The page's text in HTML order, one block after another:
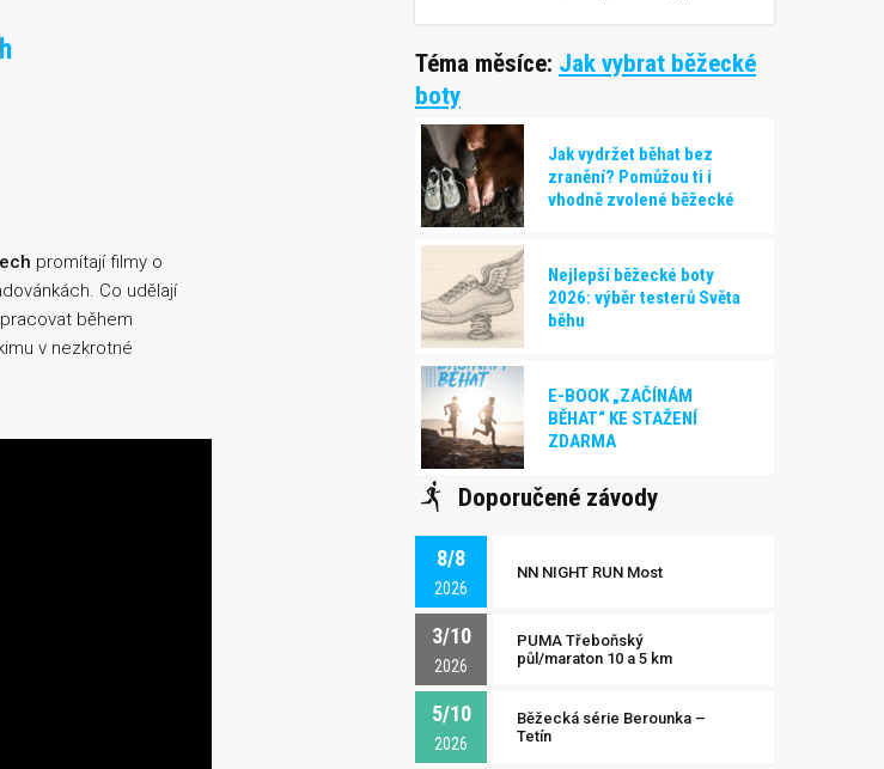
promítají filmy o
Co udělají
během
v nezkrotné
Téma měsíce: Jak vybrat běžecké
boty
Jak vydržet běhat bez
zranění? Pomůžou ti i
vhodně zvolené běžecké
Nejlepší běžecké boty
2026: výběr testerů Světa
běhu
E-BOOK „ZAČÍNÁM
BĚHAT“ KE STAŽENÍ
ZDARMA
Doporučené závody
8/8
2026
NN NIGHT RUN Most
3/10
2026
PUMA Třeboňský
půl/maraton 10 a 5 km
5/10
2026
Běžecká série Berounka –
Tetín